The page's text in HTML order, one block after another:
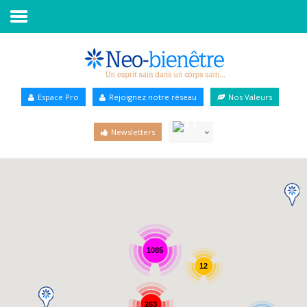
Annuaire Bien-être
Espace Pro Rejoignez notre réseau Nos Valeurs
Newsletters
1085
263
12